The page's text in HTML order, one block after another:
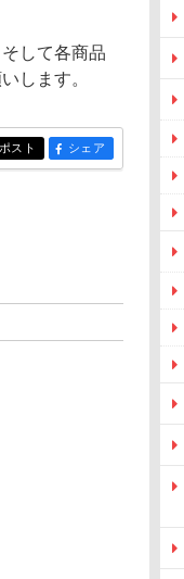
して各商品
します。
entry1331
ポスト entry1331
シェア